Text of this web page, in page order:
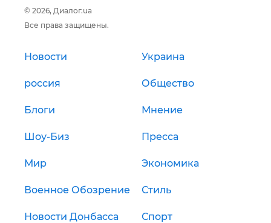
© 2026, Диалог.ua
Все права защищены.
Новости Украина
россия Общество
Блоги Мнение
Шоу-Биз Пресса
Мир Экономика
Военное Обозрение Стиль
Новости Донбасса Спорт